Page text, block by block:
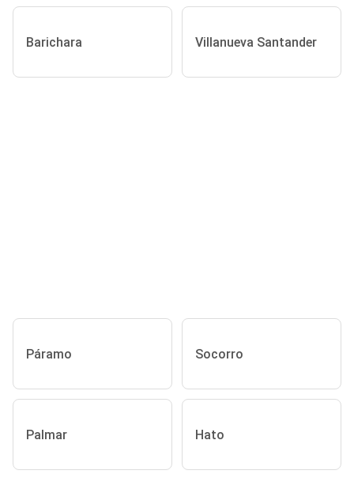
Barichara Villanueva Santander
Páramo Socorro
Palmar Hato